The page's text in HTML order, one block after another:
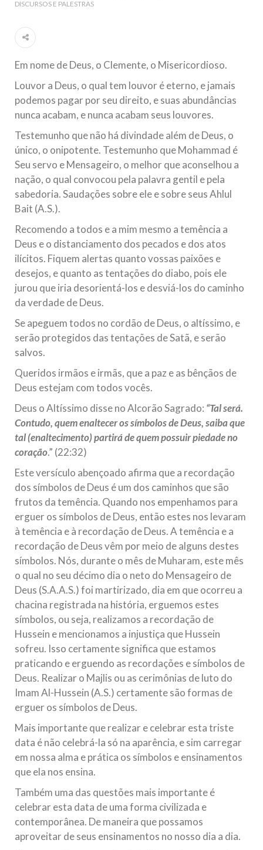
Ano Novo Islâmico e Início de Muharam
Islâmico no Brasil parabeniza a nação islâmica pela chegada
no ano novo muçulmano de 1435 Hejrita. Desejamos a
todos os irmãos e irmãs um novo
10 DE NOVEMBRO DE 2013
Falecimento do Imam Ali Ibn Al-Hussein
(A.S.)
Em nome de Deus, o Clemente, o Misericordioso! Diante da
muçulmanos, o Imam Ali Ibn Al-Hussein Ibn Ali Ibn Abi Táleb
(A.S.), conhecido por “Zein Al-Ábidin” (Formosura
NOTÍCIAS
3 DE JULHO DE 2014
Centro Islâmico no Brasil recebe o ex-
Na noite da quinta-feira, 03 de Abril, o Centro Islâmico no
Brasil recebeu em sua sede, em São Paulo, o ex-ministro das
Relações Exteriores da República Islâmica do Irã, Sr. Kamal
Kharrazi, que encontra-se visitando
DISCURSOS E PALESTRAS
Em nome de Deus, o Clemente, o Misericordioso.
Louvor a Deus, o qual tem louvor é eterno, e jamais
podemos pagar por seu direito, e suas abundâncias
nunca acabam, e nunca acabam seus louvores.
Testemunho que não há divindade além de Deus, o
único, o onipotente. Testemunho que Mohammad é
Seu servo e Mensageiro, o melhor que aconselhou a
nação, o qual convocou pela palavra gentil e pela
sabedoria. Saudações sobre ele e sobre seus Ahlul
Bait (A.S.).
Recomendo a todos e a mim mesmo a temência a
Deus e o distanciamento dos pecados e dos atos
ilícitos. Fiquem alertas quanto vossas paixões e
desejos, e quanto as tentações do diabo, pois ele
jurou que iria desorientá-los e desviá-los do caminho
da verdade de Deus.
Se apeguem todos no cordão de Deus, o altíssimo, e
serão protegidos das tentações de Satã, e serão
salvos.
Queridos irmãos e irmãs, que a paz e as bênçãos de
Deus estejam com todos vocês.
Deus o Altíssimo disse no Alcorão Sagrado: “Tal será.
Contudo, quem enaltecer os símbolos de Deus, saiba que
tal (enaltecimento) partirá de quem possuir piedade no
coração.” (22:32)
Este versículo abençoado afirma que a recordação
dos símbolos de Deus é um dos caminhos que são
frutos da temência. Quando nos empenhamos para
erguer os símbolos de Deus, então estes nos levaram
à temência e à recordação de Deus. A temência e a
recordação de Deus vêm por meio de alguns destes
símbolos. Nós, durante o mês de Muharam, este mês
o qual no seu décimo dia o neto do Mensageiro de
Deus (S.A.A.S.) foi martirizado, dia em que ocorreu a
chacina registrada na história, erguemos estes
símbolos, ou seja, realizamos a recordação de
Hussein e mencionamos a injustiça que Hussein
sofreu. Isso certamente significa que estamos
praticando e erguendo as recordações e símbolos de
Deus. Realizar o Majlis ou as cerimônias de luto do
Imam Al-Hussein (A.S.) certamente são formas de
erguer os símbolos de Deus.
Mais importante que realizar e celebrar esta triste
data é não celebrá-la só na aparência, e sim carregar
em nossa alma e prática os símbolos e ensinamentos
que ela nos ensina.
Também uma das questões mais importante é
celebrar esta data de uma forma civilizada e
contemporânea. De maneira que possamos
aproveitar de seus ensinamentos no nosso dia a dia.